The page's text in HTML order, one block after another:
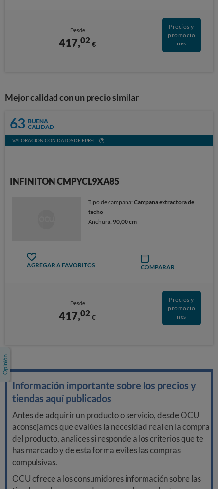
Desde
417,02 €
Precios y
promocio
nes
Mejor calidad con un precio similar
63 BUENA
CALIDAD
VALORACIÓN CON DATOS DE EPREL
INFINITON CMPYCL9XA85
Tipo de campana:Campana extractora de
techo
Anchura: 90,00 cm
AGREGAR A FAVORITOS COMPARAR
Desde
417,02 €
Precios y
promocio
nes
Información importante sobre los precios y
tiendas aquí publicados
Antes de adquirir un producto o servicio, desde OCU
aconsejamos que evalúes la necesidad real en la compra
del producto, analices si responde a los criterios que te
has marcado y de esta forma evites las compras
compulsivas.
OCU ofrece a los consumidores información sobre las